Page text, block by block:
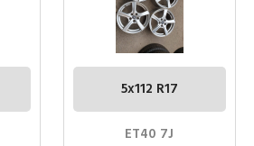
5x112 R17
ET40 7J